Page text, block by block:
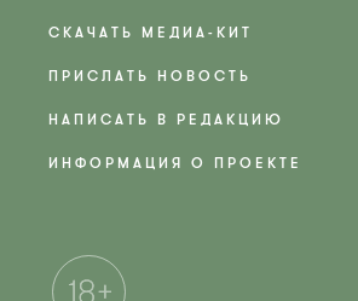
СКАЧАТЬ МЕДИА-КИТ
ПРИСЛАТЬ НОВОСТЬ
НАПИСАТЬ В РЕДАКЦИЮ
ИНФОРМАЦИЯ О ПРОЕКТЕ